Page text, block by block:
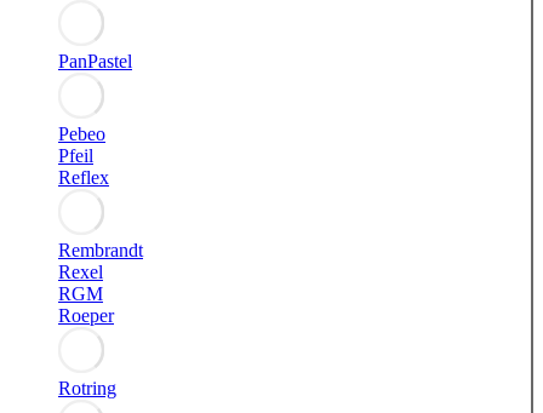
PanPastel
Pebeo
Pfeil
Reflex
Rembrandt
Rexel
RGM
Roeper
Rotring